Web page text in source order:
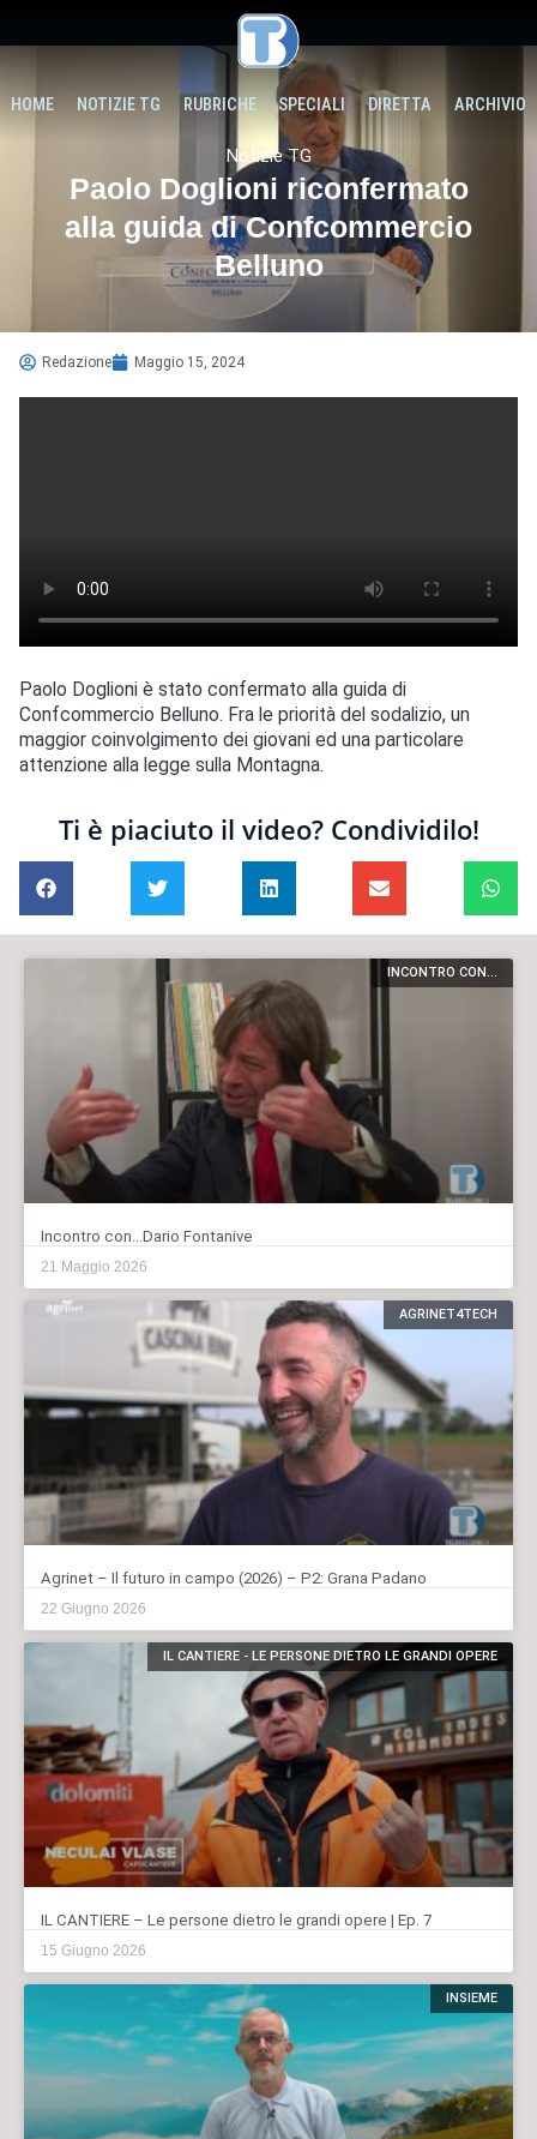
HOME NOTIZIE TG RUBRICHE SPECIALI DIRETTA ARCHIVIO
Notizie TG
Paolo Doglioni riconfermato
alla guida di Confcommercio
Belluno
Redazione Maggio 15, 2024
Paolo Doglioni è stato confermato alla guida di
Confcommercio Belluno. Fra le priorità del sodalizio, un
maggior coinvolgimento dei giovani ed una particolare
attenzione alla legge sulla Montagna.
Ti è piaciuto il video? Condividilo!
INCONTRO CON...
Incontro con…Dario Fontanive
21 Maggio 2026
AGRINET4TECH
Agrinet – Il futuro in campo (2026) – P2: Grana Padano
22 Giugno 2026
IL CANTIERE - LE PERSONE DIETRO LE GRANDI OPERE
IL CANTIERE – Le persone dietro le grandi opere | Ep. 7
15 Giugno 2026
INSIEME